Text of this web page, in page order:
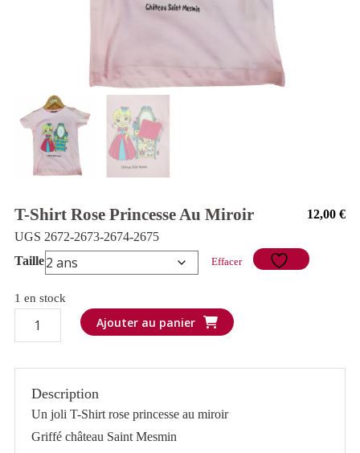
T-Shirt Rose Princesse Au Miroir 12,00€
UGS 2672-2673-2674-2675
Taille
Effacer
1 en stock
quantité
de
Shirt
rose
princesse
Ajouter au panier
Description
Un joli T-Shirt rose princesse au miroir
Griffé château Saint Mesmin